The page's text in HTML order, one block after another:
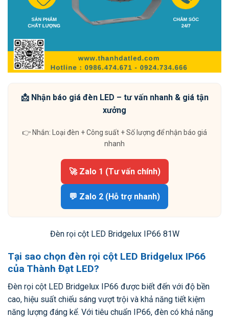
📩 Nhận báo giá đèn LED – tư vấn nhanh & giá tận
xưởng
👉 Nhắn: Loại đèn + Công suất + Số lượng để nhận báo giá
nhanh
🚀 Zalo 1 (Tư vấn chính)
💬 Zalo 2 (Hỗ trợ nhanh)
Đèn rọi cột LED Bridgelux IP66 81W
Tại sao chọn đèn rọi cột LED Bridgelux IP66
của Thành Đạt LED?
Đèn rọi cột LED Bridgelux IP66 được biết đến với độ bền
cao, hiệu suất chiếu sáng vượt trội và khả năng tiết kiệm
năng lượng đáng kể. Với tiêu chuẩn IP66, đèn có khả năng